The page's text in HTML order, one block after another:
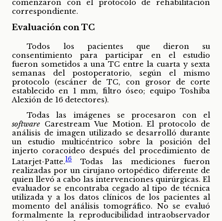
comenzaron con el protocolo de rehabilitación
correspondiente.
Evaluación con TC
Todos los pacientes que dieron su
consentimiento para participar en el estudio
fueron sometidos a una TC entre la cuarta y sexta
semanas del postoperatorio, según el mismo
protocolo (escáner de TC, con grosor de corte
establecido en 1 mm, filtro óseo; equipo Toshiba
Alexión de 16 detectores).
Todas las imágenes se procesaron con el
software Carestream Vue Motion. El protocolo de
análisis de imagen utilizado se desarrolló durante
un estudio multicéntrico sobre la posición del
injerto coracoideo después del procedimiento de
Latarjet-Patte.16
Todas las mediciones fueron
realizadas por un cirujano ortopédico diferente de
quien llevó a cabo las intervenciones quirúrgicas. El
evaluador se encontraba cegado al tipo de técnica
utilizada y a los datos clínicos de los pacientes al
momento del análisis tomográfico. No se evaluó
formalmente la reproducibilidad intraobservador